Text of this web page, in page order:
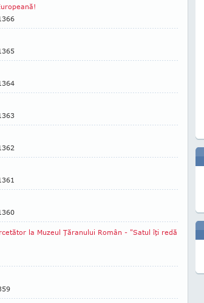
la Muzeul Ţăranului Român - "Satul îţi redă